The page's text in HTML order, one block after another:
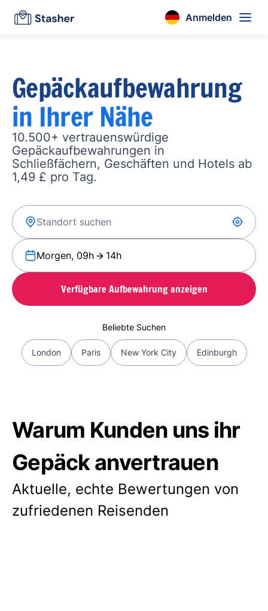
Anmelden
Gepäckaufbewahrung
in Ihrer Nähe
10.500+ vertrauenswürdige
Gepäckaufbewahrungen in
Schließfächern, Geschäften und Hotels ab
1,49 £ pro Tag.
Morgen, 09h 14h
Verfügbare Aufbewahrung anzeigen
Beliebte Suchen
London Paris New York City Edinburgh
Warum Kunden uns ihr
Gepäck anvertrauen
Aktuelle, echte Bewertungen von
zufriedenen Reisenden